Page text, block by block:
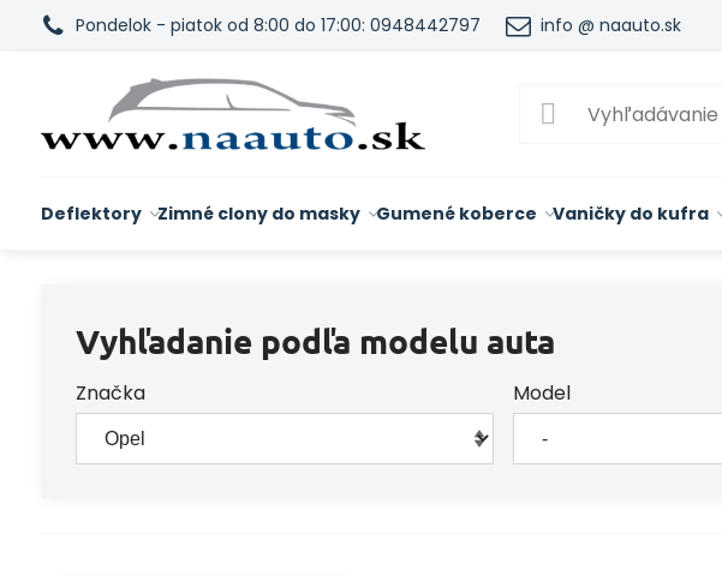
Pondelok - piatok od 8:00 do 17:00: 0948442797 info @ naauto.sk
Deflektory Zimné clony do masky Gumené koberce Vaničky do kufra
Vyhľadanie podľa modelu auta
Značka Model